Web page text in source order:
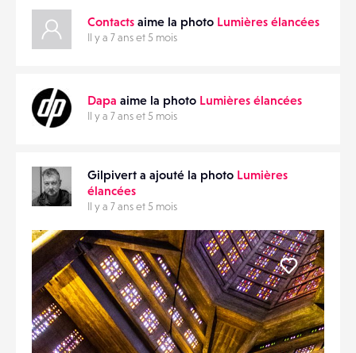
Contacts aime la photo Lumières élancées
Il y a 7 ans et 5 mois
Dapa aime la photo Lumières élancées
Il y a 7 ans et 5 mois
Gilpivert a ajouté la photo Lumières
élancées
Il y a 7 ans et 5 mois
Liker